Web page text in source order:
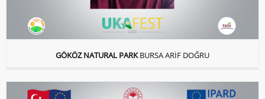
GÖKÖZ NATURAL PARK BURSA ARİF DOĞRU